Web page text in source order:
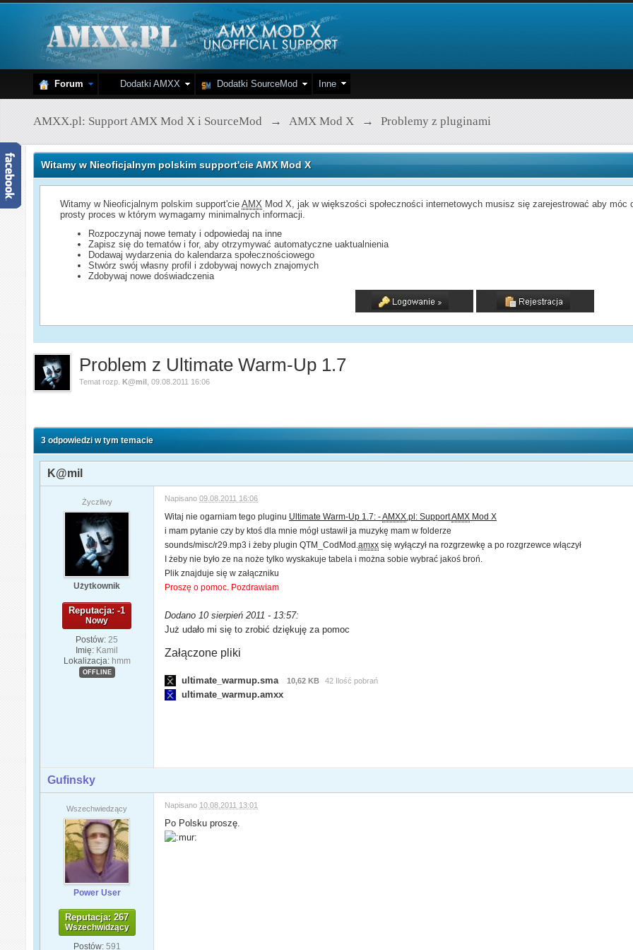
Forum Dodatki AMXX Dodatki SourceMod Inne
AMXX.pl: Support AMX Mod X i SourceMod → AMX Mod X → Problemy z pluginami
Witamy w Nieoficjalnym polskim support'cie AMX Mod X
Witamy w Nieoficjalnym polskim support'cieAMX Mod X, jak w większości społeczności internetowych musisz się zarejestrować aby
prosty proces w którym wymagamy minimalnych informacji.
Rozpoczynaj nowe tematy i odpowiedaj na inne
Zapisz się do tematów i for, aby otrzymywać automatyczne uaktualnienia
Dodawaj wydarzenia do kalendarza społecznościowego
Stwórz swój własny profil i zdobywaj nowych znajomych
Zdobywaj nowe doświadczenia
Problem z Ultimate Warm-Up 1.7
Temat rozp.K@mil ,09.08.2011 16:06
3 odpowiedzi w tym temacie
K@mil
Życzliwy
Użytkownik
Reputacja: -1
Nowy
Postów: 25
Imię: Kamil
Lokalizacja: hmm
OFFLINE
Napisano09.08.2011 16:06
Witaj nie ogarniam tego pluginu Ultimate Warm-Up 1.7: -AMXX .pl: SupportAMX Mod X
i mam pytanie czy by ktoś dla mnie mógł ustawił ja muzykę mam w folderze
sounds/misc/r29.mp3 i żeby plugin QTM_CodMod.amxx się wyłączył na rozgrzewkę a po rozgrzewce włączył
I żeby nie było ze na noże tylko wyskakuje tabela i można sobie wybrać jakoś broń.
Plik znajduje się w załączniku
Proszę o pomoc. Pozdrawiam
Dodano 10 sierpień 2011 - 13:57:
Już udało mi się to zrobić dziękuję za pomoc
Załączone pliki
ultimate_warmup.sma 10,62 KB 42 Ilość pobrań
ultimate_warmup.amxx
Gufinsky
Wszechwiedzący
Power User
Reputacja: 267
Wszechwidzący
Postów: 591
Napisano 10.08.2011 13:01
Po Polsku proszę.